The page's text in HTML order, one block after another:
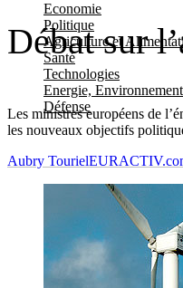
Economie
Politique
Agriculture et
Santé
Technologies
Energie,
Défense
Débat sur
Les ministres européens de
les nouveaux objectifs
Aubry Touriel